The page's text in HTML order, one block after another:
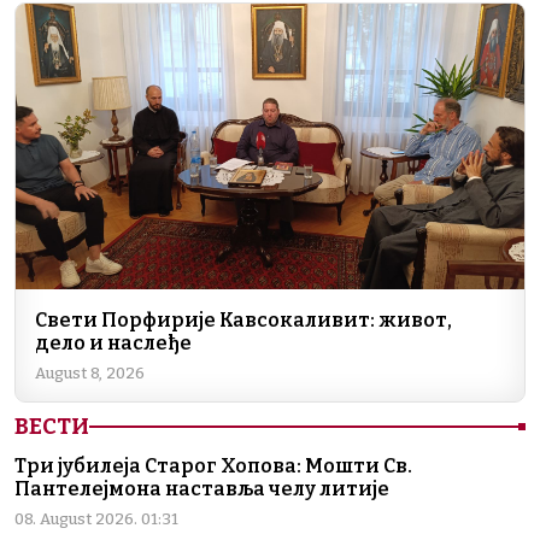
Свети Порфирије Кавсокаливит: живот,
дело и наслеђе
August 8, 2026
ВЕСТИ
Три јубилеја Старог Хопова: Мошти Св.
Пантелејмона наставља челу литије
08. August 2026. 01:31